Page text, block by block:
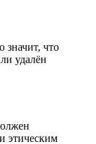
что
удалён
этическим